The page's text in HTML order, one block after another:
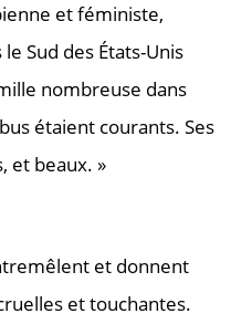
et féministe,
Sud des États-Unis
nombreuse dans
étaient courants. Ses
et beaux. »
et donnent
et touchantes.